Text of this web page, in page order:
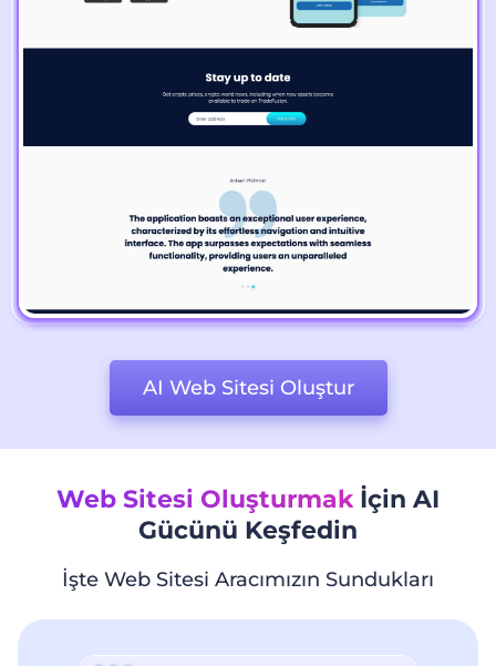
AI Web Sitesi Oluştur
Web Sitesi Oluşturmak İçin AI
Gücünü Keşfedin
İşte Web Sitesi Aracımızın Sundukları